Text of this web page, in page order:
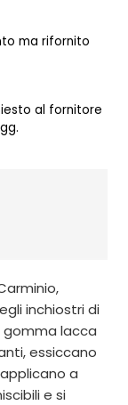
ma rifornito
al fornitore
inchiostri di
gomma lacca
essiccano
a
e si